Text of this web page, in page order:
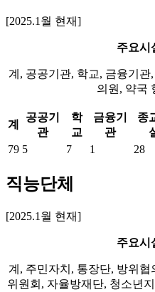
[2025.1월 현재]
주요시
계, 공공기관, 학교, 금융기
의원, 약국
계
공공기
관
학
교
금융기
관
종
79 5 7 1 28
직능단체
[2025.1월 현재]
주요시
계, 주민자치, 통장단, 방위협
위원회, 자율방재단, 청소년